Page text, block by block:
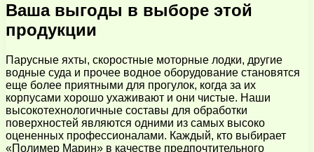
Ваша выгоды в выборе этой
продукции
Парусные яхты, скоростные моторные лодки, другие
водные суда и прочее водное оборудование становятся
еще более приятными для прогулок, когда за их
корпусами хорошо ухаживают и они чистые. Наши
высокотехнологичные составы для обработки
поверхностей являются одними из самых высоко
оцененных профессионалами. Каждый, кто выбирает
«Полимер Марин» в качестве предпочтительного